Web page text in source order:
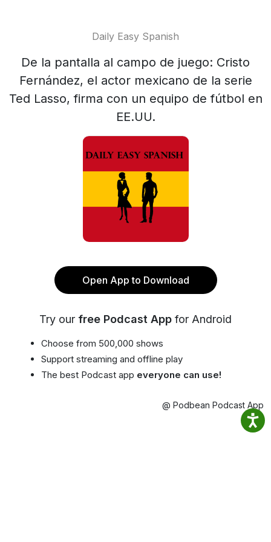
Daily Easy Spanish
De la pantalla al campo de juego: Cristo
Fernández, el actor mexicano de la serie
Ted Lasso, firma con un equipo de fútbol en
EE.UU.
Open App to Download
Try our free Podcast App for Android
Choose from 500,000 shows
Support streaming and offline play
The best Podcast app everyone can use!
@ Podbean Podcast App